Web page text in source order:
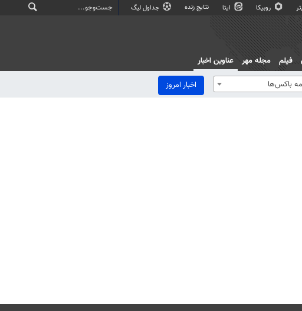
روبیکا ایتا نتایج زنده جداول لیگ
فیلم مجله مهر
عناوین اخبار
باکس‌ها اخبار امروز